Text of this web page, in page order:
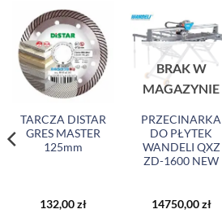
TARCZA DISTAR
GRES MASTER
125mm
132,00zł
BRAK W
MAGAZYNIE
PRZECINARKA
DO PŁYTEK
WANDELI QXZ
ZD-1600 NEW
14750,00zł